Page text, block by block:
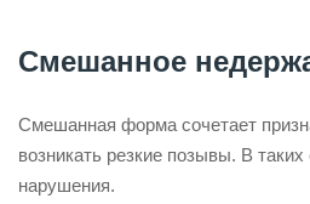
Смешанное
Смешанная форма сочетает
возникать резкие позывы. В
нарушения.